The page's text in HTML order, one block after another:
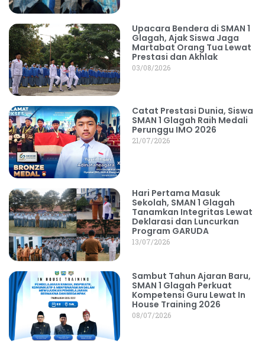
Upacara Bendera di SMAN 1
Glagah, Ajak Siswa Jaga
Martabat Orang Tua Lewat
Prestasi dan Akhlak
03/08/2026
Catat Prestasi Dunia, Siswa
SMAN 1 Glagah Raih Medali
Perunggu IMO 2026
21/07/2026
Hari Pertama Masuk
Sekolah, SMAN 1 Glagah
Tanamkan Integritas Lewat
Deklarasi dan Luncurkan
Program GARUDA
13/07/2026
Sambut Tahun Ajaran Baru,
SMAN 1 Glagah Perkuat
Kompetensi Guru Lewat In
House Training 2026
08/07/2026